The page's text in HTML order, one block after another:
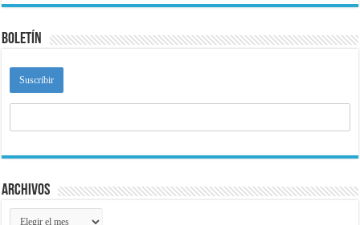
Boletín
Archivos
Archivos